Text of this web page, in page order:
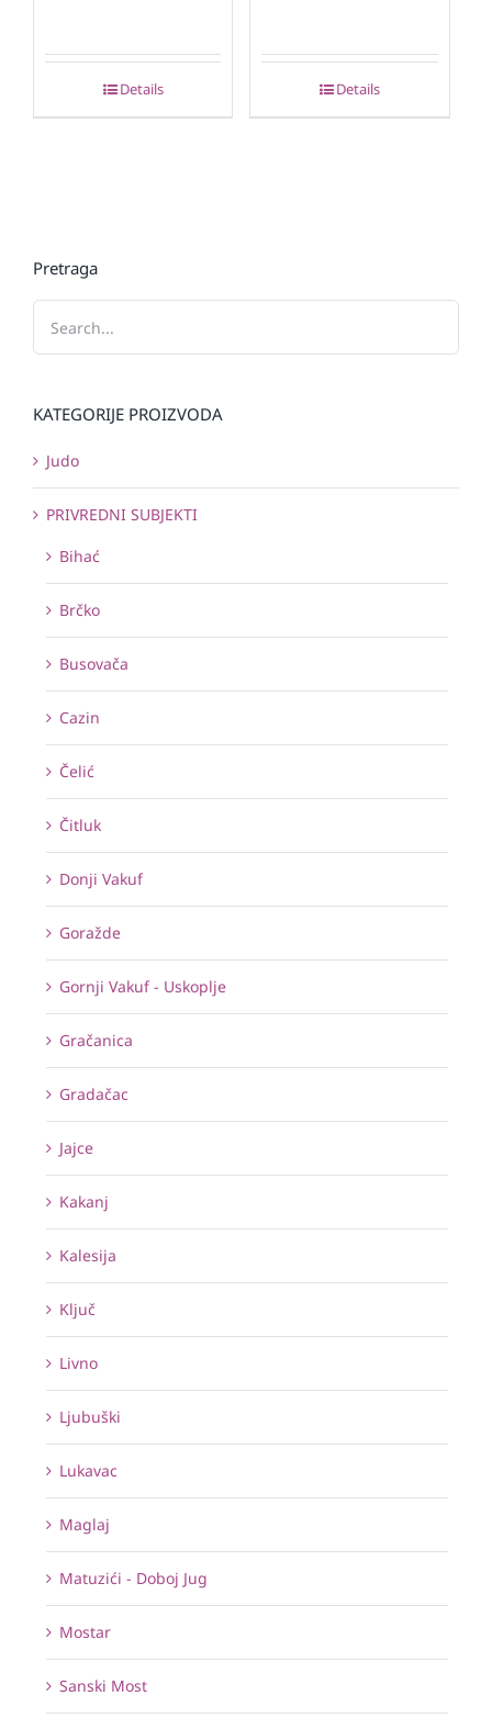
Details Details
Pretraga
KATEGORIJE PROIZVODA
Judo
PRIVREDNI SUBJEKTI
Bihać
Brčko
Busovača
Cazin
Čelić
Čitluk
Donji Vakuf
Goražde
Gornji Vakuf - Uskoplje
Gračanica
Gradačac
Jajce
Kakanj
Kalesija
Ključ
Livno
Ljubuški
Lukavac
Maglaj
Matuzići - Doboj Jug
Mostar
Sanski Most